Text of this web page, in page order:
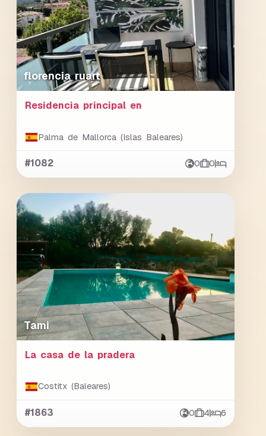
florencia ruart
Residencia principal en
Palma de Mallorca (Islas Baleares)
#1082 0 0
Tami
La casa de la pradera
Costitx (Baleares)
#1863 0 4 6